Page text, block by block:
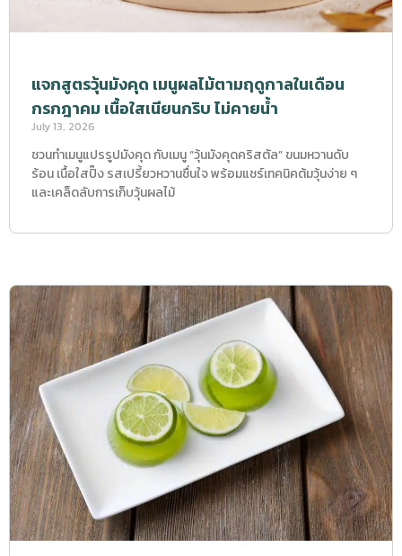
แจกสูตรวุ้นมังคุด เมนูผลไม้ตามฤดูกาลในเดือน
กรกฎาคม เนื้อใสเนียนกริบ ไม่คายน้ำ
July 13, 2026
ชวนทำเมนูแปรรูปมังคุด กับเมนู “วุ้นมังคุดคริสตัล” ขนมหวานดับ
ร้อน เนื้อใสปิ๊ง รสเปรี้ยวหวานชื่นใจ พร้อมแชร์เทคนิคต้มวุ้นง่าย ๆ
และเคล็ดลับการเก็บวุ้นผลไม้